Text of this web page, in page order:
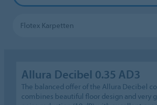
Flotex Karpetten
Allura Decibel 0.35 AD3
The balanced offer of the Allura Decibel
combines beautiful floor design and very